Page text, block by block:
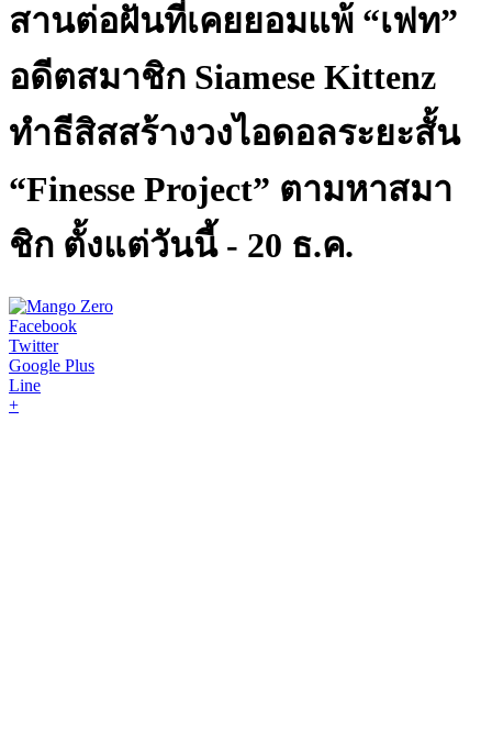
สานต่อฝันที่เคยยอมแพ้ “เฟท”
อดีตสมาชิก Siamese Kittenz
ทำธีสิสสร้างวงไอดอลระยะสั้น
“Finesse Project” ตามหาสมา
ชิก ตั้งแต่วันนี้ - 20 ธ.ค.
Facebook
Twitter
Google Plus
Line
+